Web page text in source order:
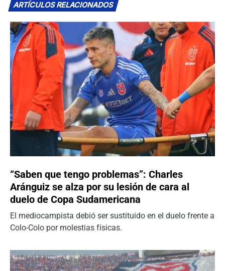
ARTÍCULOS RELACIONADOS
“Saben que tengo problemas”: Charles
Aránguiz se alza por su lesión de cara al
duelo de Copa Sudamericana
El mediocampista debió ser sustituido en el duelo frente a
Colo-Colo por molestias físicas.